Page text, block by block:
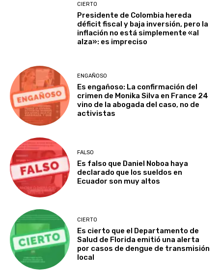
CIERTO
Presidente de Colombia hereda
déficit fiscal y baja inversión, pero la
inflación no está simplemente «al
alza»: es impreciso
ENGAÑOSO
Es engañoso: La confirmación del
crimen de Monika Silva en France 24
vino de la abogada del caso, no de
activistas
FALSO
Es falso que Daniel Noboa haya
declarado que los sueldos en
Ecuador son muy altos
CIERTO
Es cierto que el Departamento de
Salud de Florida emitió una alerta
por casos de dengue de transmisión
local